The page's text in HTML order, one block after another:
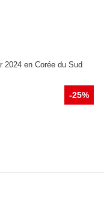
2024 en Corée du Sud
-25%